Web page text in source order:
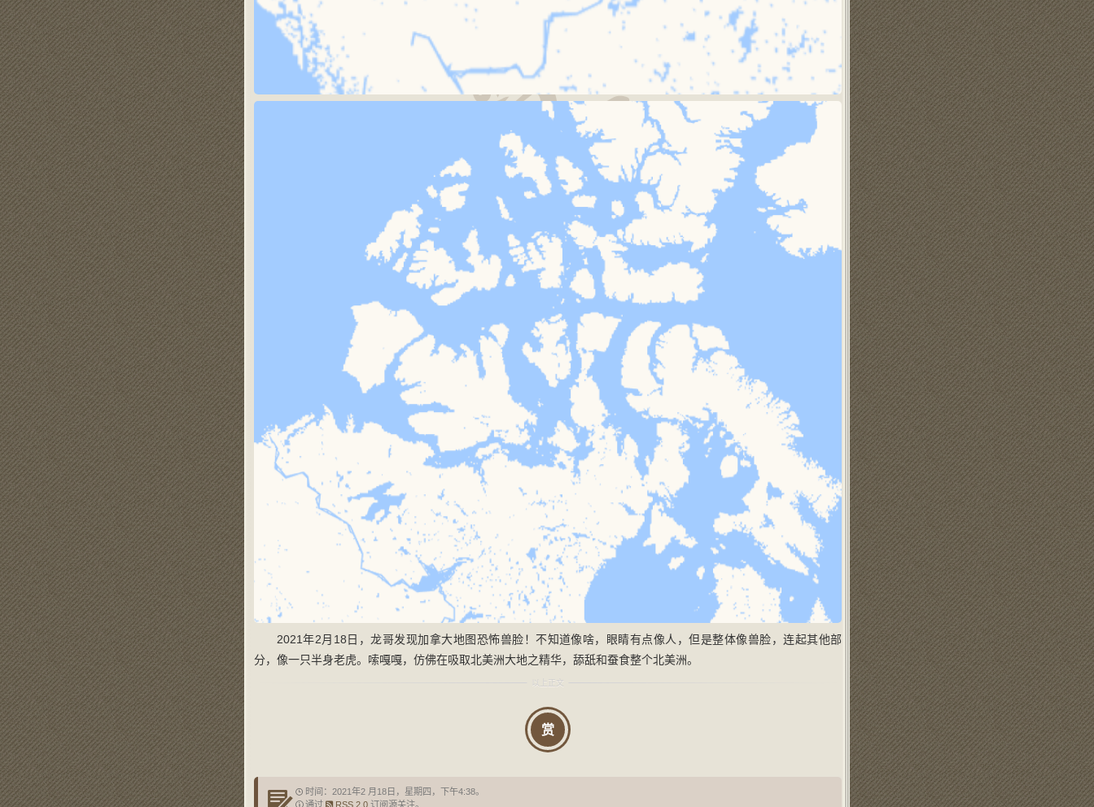
2021年2月18日，龙哥发现加拿大地图恐怖兽脸！不知道像啥，眼睛有点像人，但是整体像兽脸，连起其他部
分，像一只半身老虎。嗦嘎嘎，仿佛在吸取北美洲大地之精华，舔舐和蚕食整个北美洲。
赏
时间：2021年2 月18日，星期四，下午4:38。
通过
RSS 2.0 订阅源关注。